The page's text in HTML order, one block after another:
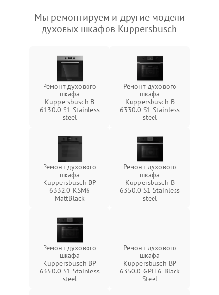
Мы ремонтируем и другие модели
духовых шкафов Kuppersbusch
Ремонт духового
шкафа
Kuppersbusch B
6130.0 S1 Stainless
steel
Ремонт духового
шкафа
Kuppersbusch B
6330.0 S1 Stainless
steel
Ремонт духового
шкафа
Kuppersbusch BP
6332.0 KSM6
MattBlack
Ремонт духового
шкафа
Kuppersbusch B
6350.0 S1 Stainless
steel
Ремонт духового
шкафа
Kuppersbusch BP
6350.0 S1 Stainless
steel
Ремонт духового
шкафа
Kuppersbusch BP
6350.0 GPH 6 Black
Steel